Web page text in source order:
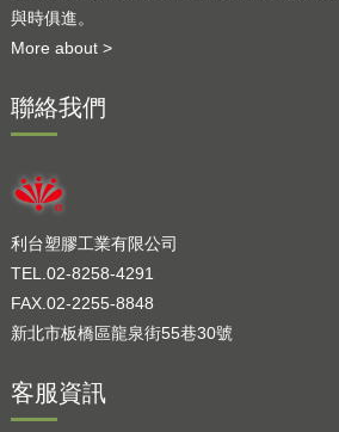
與時俱進。
More about >
聯絡我們
利台塑膠工業有限公司
TEL.02-8258-4291
FAX.02-2255-8848
新北市板橋區龍泉街55巷30號
客服資訊